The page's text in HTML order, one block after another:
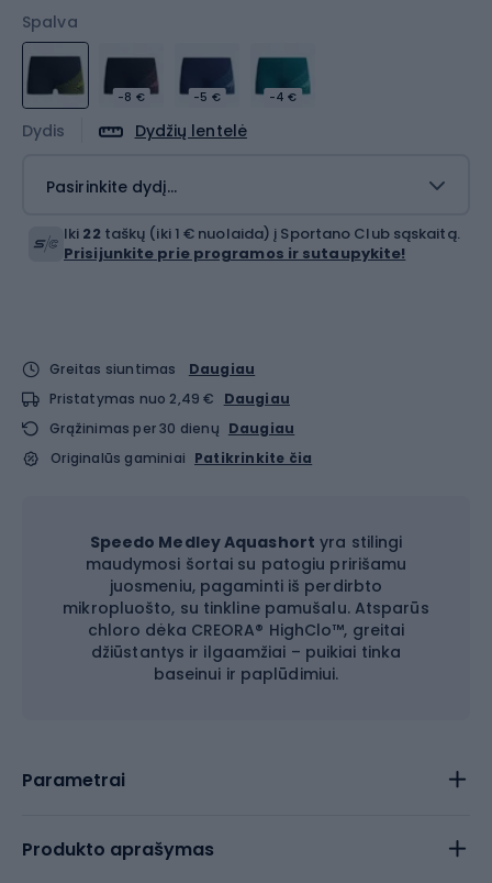
Spalva
-8 € -5 € -4 €
Dydis Dydžių lentelė
Pasirinkite dydį...
Iki 22 taškų (iki 1 € nuolaida) į Sportano Club sąskaitą.
Prisijunkite prie programos ir sutaupykite!
Greitas siuntimas
Daugiau
Pristatymas nuo 2,49 €
Daugiau
Grąžinimas per 30 dienų Daugiau
Originalūs gaminiai Patikrinkite čia
Speedo Medley Aquashort yra stilingi
maudymosi šortai su patogiu pririšamu
juosmeniu, pagaminti iš perdirbto
mikropluošto, su tinkline pamušalu. Atsparūs
chloro dėka CREORA® HighClo™, greitai
džiūstantys ir ilgaamžiai – puikiai tinka
baseinui ir paplūdimiui.
Parametrai
Produkto aprašymas